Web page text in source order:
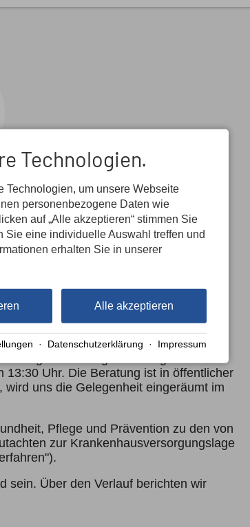
& Kommissionen im
auf der Tagesordnung steht.
Uhr. Die Beratung ist in öffentlicher
uns die Gelegenheit eingeräumt im
Pflege und Prävention zu den von
zur Krankenhausversorgungslage
sein. Über den Verlauf berichten wir
Technologien.
Technologien, um unsere Webseite
personenbezogene Daten wie
auf „Alle akzeptieren“ stimmen Sie
Sie eine individuelle Auswahl treffen und
erhalten Sie in unserer
Alle akzeptieren
· Datenschutzerklärung · Impressum